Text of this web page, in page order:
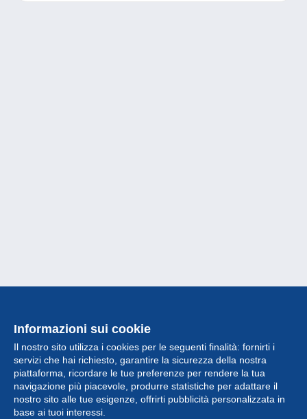
Informazioni sui cookie
Il nostro sito utilizza i cookies per le seguenti finalità: fornirti i
servizi che hai richiesto, garantire la sicurezza della nostra
piattaforma, ricordare le tue preferenze per rendere la tua
navigazione più piacevole, produrre statistiche per adattare il
nostro sito alle tue esigenze, offrirti pubblicità personalizzata in
base ai tuoi interessi.
Collezione